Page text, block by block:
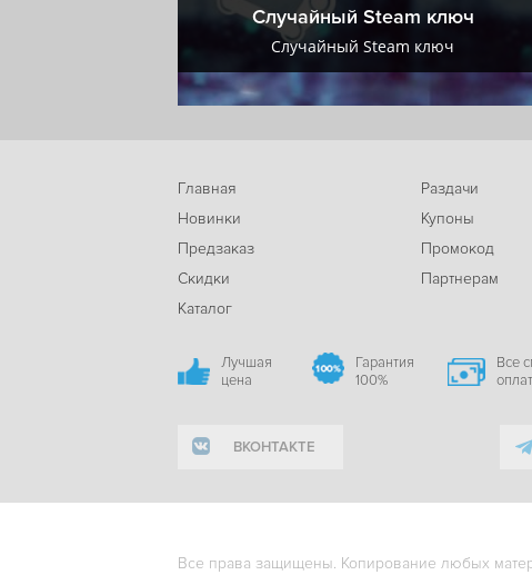
Случайный Steam ключ
Случайный Steam ключ
Главная
Новинки
Предзаказ
Скидки
Каталог
Раздачи
Купоны
Промокод
Партнерам
Лучшая
цена
Гарантия
100%
Все
ВКОНТАКТЕ
Все права защищены. Копирование любых